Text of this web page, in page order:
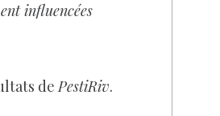
influencées
dePestiRiv.